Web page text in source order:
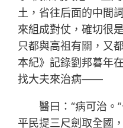
土，省往后面的中間
來組成對仗，確切很
只都與高祖有關，又
本紀》記錄劉邦暮年
找大夫來治病——
醫曰：“病可治。
平民提三尺劍取全國